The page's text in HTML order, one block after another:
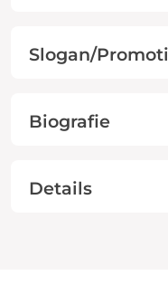
Slogan/
Biografie
Details